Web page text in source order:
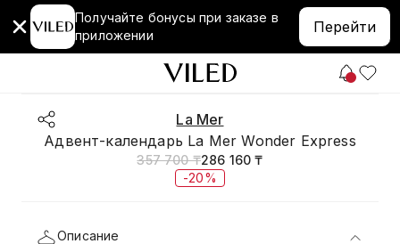
Получайте бонусы при заказе в
приложении
Перейти
La Mer
Адвент-календарь La Mer Wonder Express
357 700 ₸286 160 ₸
-20%
Описание